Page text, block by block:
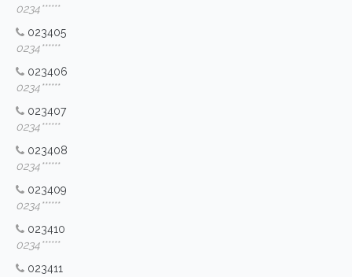
0234******
023405
0234******
023406
0234******
023407
0234******
023408
0234******
023409
0234******
023410
0234******
023411